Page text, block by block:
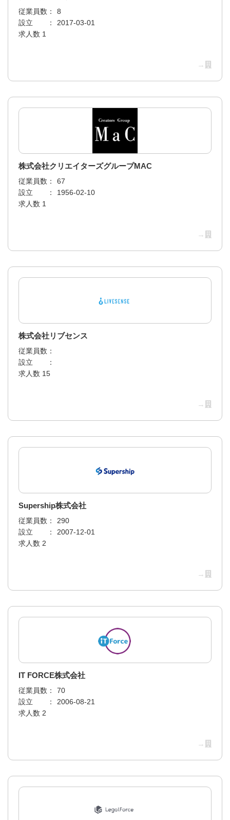
従業員数：
8
設立 ：
2017-03-01
求人数 1
→
株式会社クリエイターズグループMAC
従業員数：
67
設立 ：
1956-02-10
求人数 1
→
株式会社リブセンス
従業員数：
設立 ：
求人数 15
→
Supership株式会社
従業員数：
290
設立 ：
2007-12-01
求人数 2
→
IT FORCE株式会社
従業員数：
70
設立 ：
2006-08-21
求人数 2
→